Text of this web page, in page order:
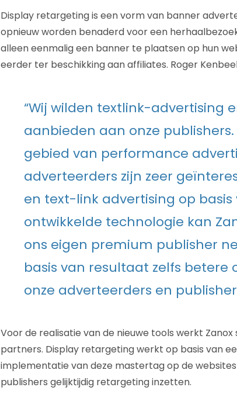
Display retargeting is een vorm van banner
opnieuw worden benaderd voor een
alleen eenmalig een banner te plaatsen op hun
eerder ter beschikking aan affiliates. Roger
“Wij wilden textlink-advertising
aanbieden aan onze
gebied van performance
adverteerders zijn zeer
en text-link advertising op basis
ontwikkelde technologie kan
ons eigen premium publisher
basis van resultaat zelfs betere
onze adverteerders en
Voor de realisatie van de nieuwe tools werkt
partners. Display retargeting werkt op basis van
implementatie van deze mastertag op de
publishers gelijktijdig retargeting inzetten.